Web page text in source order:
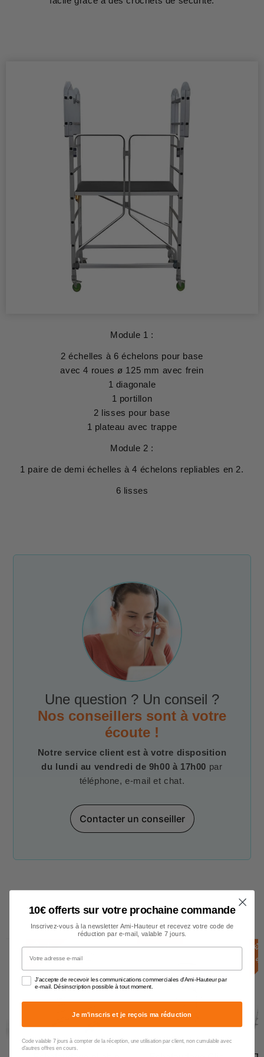
Module 1 :
2 échelles à 6 échelons pour base
avec 4 roues ø 125 mm avec frein
1 diagonale
1 portillon
2 lisses pour base
1 plateau avec trappe
Module 2 :
1 paire de demi échelles à 4 échelons repliables en 2.
6 lisses
Une question ? Un conseil ?
Nos conseillers sont à votre
écoute !
Notre service client est à votre disposition
du lundi au vendredi de 9h00 à 17h00 par
téléphone, e-mail et chat.
Contacter un conseiller
Echelle échafaudage
E
N
S
T
O
C
K
FIN MAI
E
N
S
T
O
C
10€ offerts sur votre prochaine commande
Inscrivez-vous à la newsletter Ami-Hauteur et recevez votre code de
réduction par e-mail, valable 7 jours.
Votre adresse e-mail
J'accepte de recevoir les communications commerciales d'Ami-Hauteur par
e-mail. Désinscription possible à tout moment.
Je m'inscris et je reçois ma réduction
Code valable 7 jours à compter de la réception, une utilisation par client, non cumulable avec
d'autres offres en cours.